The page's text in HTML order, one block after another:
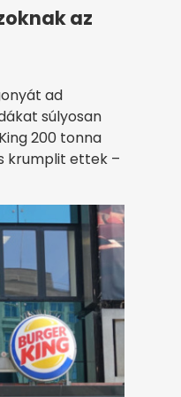
az
ad
súlyosan
200 tonna
krumplit ettek –